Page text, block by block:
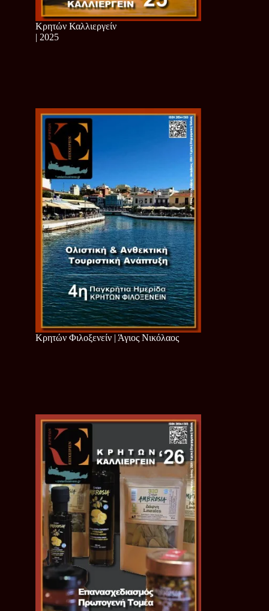
Κρητών Καλλιεργείν
| 2025
Κρητών Φιλοξενείν | Άγιος Νικόλαος